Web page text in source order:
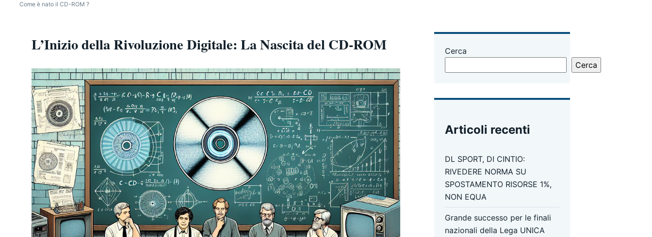
Come è nato il CD-ROM ?
L’Inizio della Rivoluzione Digitale: La Nascita del CD-ROM
Cerca
Cerca
Articoli recenti
DL SPORT, DI CINTIO:
RIVEDERE NORMA SU
SPOSTAMENTO RISORSE 1%,
NON EQUA
Grande successo per le finali
nazionali della Lega UNICA